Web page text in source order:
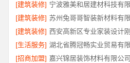
[建筑装修]
[建筑装修]
[建筑装修]
[生活服务]
[招商加盟] 嘉兴锦居装饰材料有限公